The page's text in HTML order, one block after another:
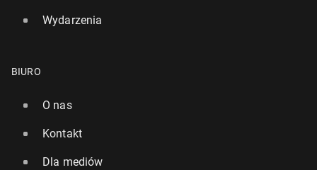
Wydarzenia
BIURO
O nas
Kontakt
Dla mediów